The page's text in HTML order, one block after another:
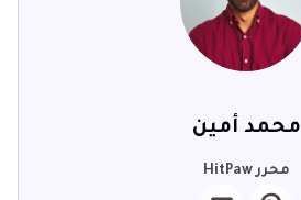
محمد أمين
محرر HitPaw